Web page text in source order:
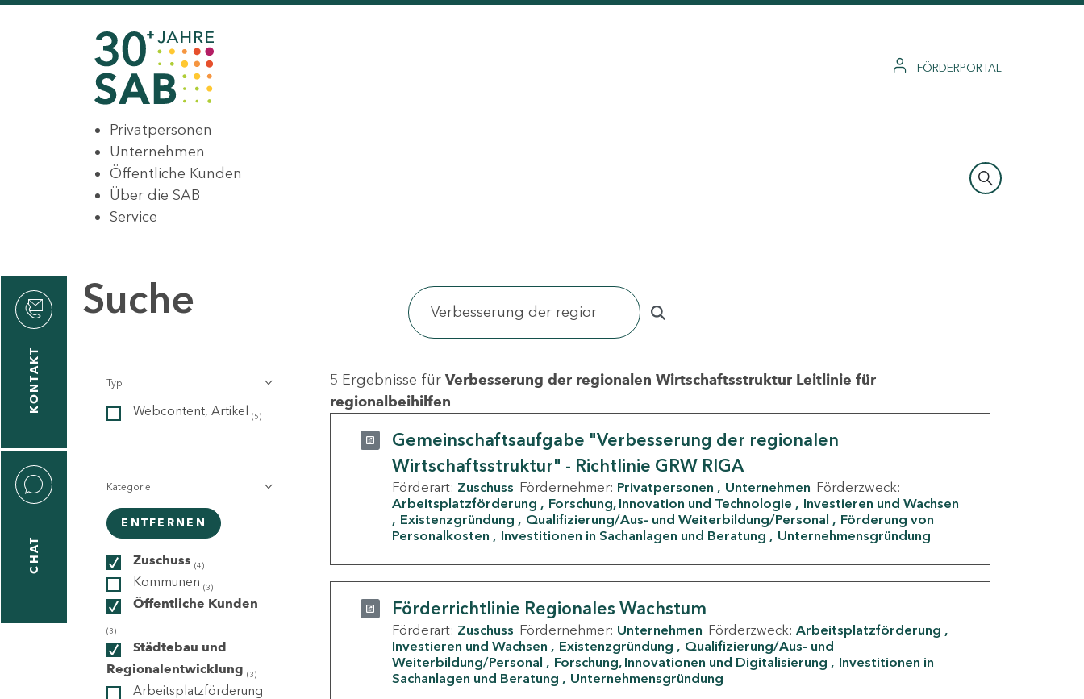
FÖRDERPORTAL
Privatpersonen
Unternehmen
Öffentliche Kunden
Über die SAB
Service
KONTAKT
CHAT
Suche
Typ
Webcontent, Artikel (5)
Kategorie
ENTFERNEN
Zuschuss (4)
Kommunen (3)
Öffentliche Kunden
(3)
Städtebau und
Regionalentwicklung (3)
Arbeitsplatzförderung
5 Ergebnisse für Verbesserung der regionalen Wirtschaftsstruktur Leitlinie für
regionalbeihilfen
Gemeinschaftsaufgabe "Verbesserung der regionalen
Wirtschaftsstruktur" - Richtlinie GRW RIGA
Förderart: Zuschuss Fördernehmer: Privatpersonen Unternehmen Förderzweck:
Arbeitsplatzförderung
Forschung, Innovation und Technologie
Investieren und Wachsen
Existenzgründung
Qualifizierung/Aus- und Weiterbildung/Personal
Förderung von
Personalkosten
Investitionen in Sachanlagen und Beratung Unternehmensgründung
Förderrichtlinie Regionales Wachstum
Förderart: Zuschuss Fördernehmer: Unternehmen Förderzweck: Arbeitsplatzförderung
Investieren und Wachsen
Existenzgründung
Qualifizierung/Aus- und
Weiterbildung/Personal
Forschung, Innovationen und Digitalisierung
Investitionen in
Sachanlagen und Beratung
Unternehmensgründung